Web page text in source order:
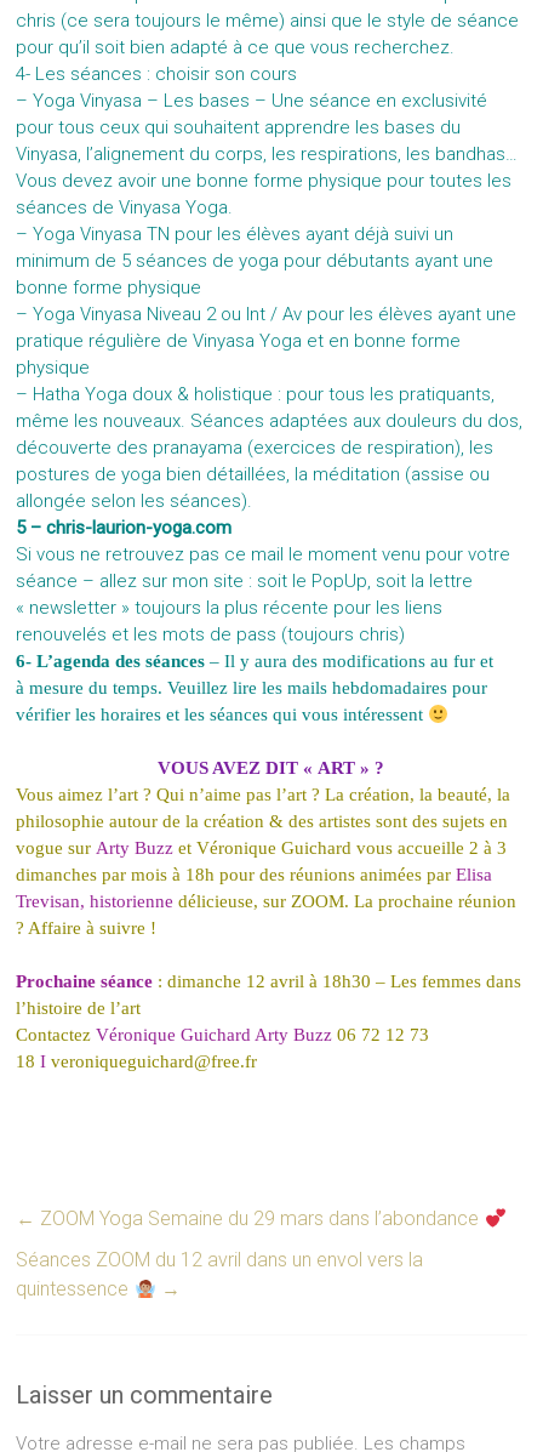
chris (ce sera toujours le même) ainsi que le style de séance
pour qu’il soit bien adapté à ce que vous recherchez.
4- Les séances : choisir son cours
– Yoga Vinyasa – Les bases – Une séance en exclusivité
pour tous ceux qui souhaitent apprendre les bases du
Vinyasa, l’alignement du corps, les respirations, les bandhas…
Vous devez avoir une bonne forme physique pour toutes les
séances de Vinyasa Yoga.
– Yoga Vinyasa TN pour les élèves ayant déjà suivi un
minimum de 5 séances de yoga pour débutants ayant une
bonne forme physique
– Yoga Vinyasa Niveau 2 ou Int / Av pour les élèves ayant une
pratique régulière de Vinyasa Yoga et en bonne forme
physique
– Hatha Yoga doux & holistique : pour tous les pratiquants,
même les nouveaux. Séances adaptées aux douleurs du dos,
découverte des pranayama (exercices de respiration), les
postures de yoga bien détaillées, la méditation (assise ou
allongée selon les séances).
5 –chris-laurion-yoga.com
Si vous ne retrouvez pas ce mail le moment venu pour votre
séance – allez sur mon site : soit le PopUp, soit la lettre
« newsletter » toujours la plus récente pour les liens
renouvelés et les mots de pass (toujours chris)
6- L’agenda des séances – Il y aura des modifications au fur et
àmesure du temps. Veuillez lire les mails hebdomadaires pour
vérifier les horaires et les séances qui vous intéressent
VOUS AVEZ DIT « ART » ?
Vous aimez l’art ? Qui n’aime pas l’art ? La création, la beauté, la
philosophie autour de la création & des artistes sont des sujets en
vogue surArty Buzzet Véronique Guichard vous accueille 2 à 3
dimanches par mois à 18h pour des réunions animées par Elisa
Trevisan, historienne délicieuse, sur ZOOM. La prochaine réunion
? Affaire à suivre !
Prochaine séance : dimanche 12 avril à 18h30 – Les femmes dans
l’histoire de l’art
ContactezVéronique Guichard Arty Buzz06 72 12 73
18Iveroniqueguichard@free.fr
← ZOOM Yoga Semaine du 29 mars dans l’abondance
Séances ZOOM du 12 avril dans un envol vers la
quintessence
→
Laisser un commentaire
Votre adresse e-mail ne sera pas publiée. Les champs